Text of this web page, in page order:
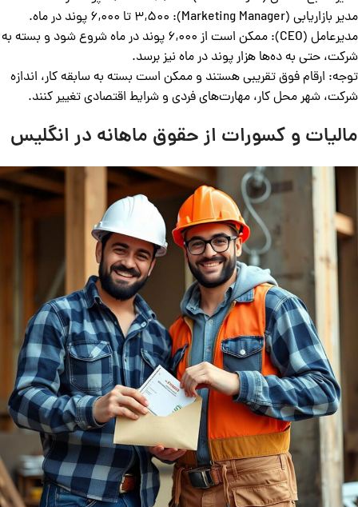
مدیر بازاریابی (Marketing Manager): 3,500 تا 6,000 پوند در ماه.
مدیرعامل (CEO): ممکن است از 6,000 پوند در ماه شروع شود و بسته به
شرکت، حتی به ده‌ها هزار پوند در ماه نیز برسد.
توجه: ارقام فوق تقریبی هستند و ممکن است بسته به سابقه کار، اندازه
شرکت، شهر محل کار، مهارت‌های فردی و شرایط اقتصادی تغییر کنند.
مالیات و کسورات از حقوق ماهانه در انگلیس